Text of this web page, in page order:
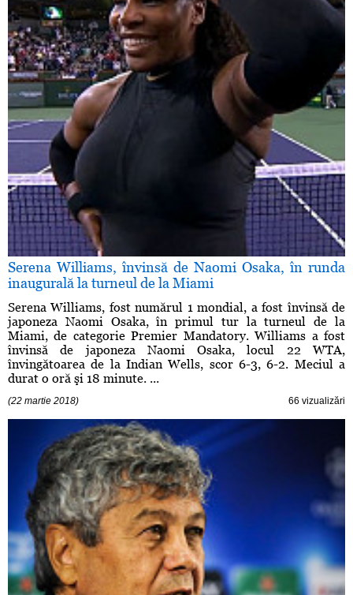
Serena Williams, învinsă de Naomi Osaka, în runda
inaugurală la turneul de la Miami
Serena Williams, fost numărul 1 mondial, a fost învinsă de
japoneza Naomi Osaka, în primul tur la turneul de la
Miami, de categorie Premier Mandatory. Williams a fost
învinsă de japoneza Naomi Osaka, locul 22 WTA,
învingătoarea de la Indian Wells, scor 6-3, 6-2. Meciul a
durat o oră şi 18 minute. ...
(22 martie 2018) 66 vizualizări